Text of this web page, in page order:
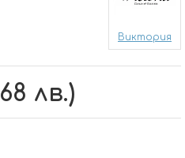
лв.)
Виктория